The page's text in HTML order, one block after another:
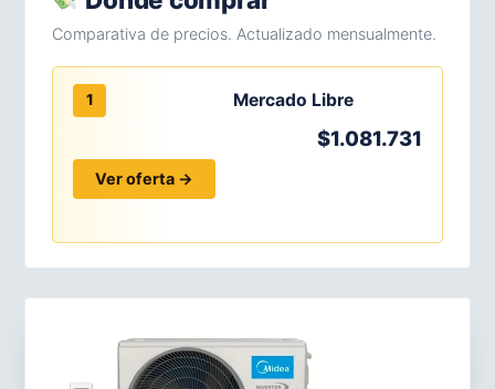
Comparativa de precios. Actualizado mensualmente.
1 Mercado Libre
$1.081.731
Ver oferta →